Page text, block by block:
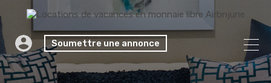
Soumettre une annonce